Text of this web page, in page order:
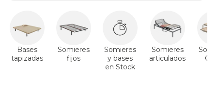
days
somieres-
bases
140x180cmespecial
beis
black-
Bases
tapizadas
Somieres
fijos
Somieres
y bases
en Stock
Somieres
articulados